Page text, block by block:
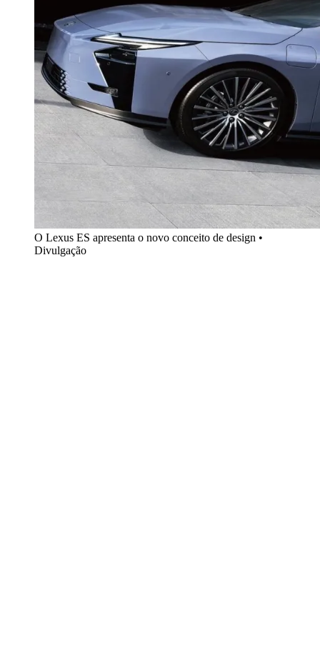
O Lexus ES apresenta o novo conceito de design •
Divulgação